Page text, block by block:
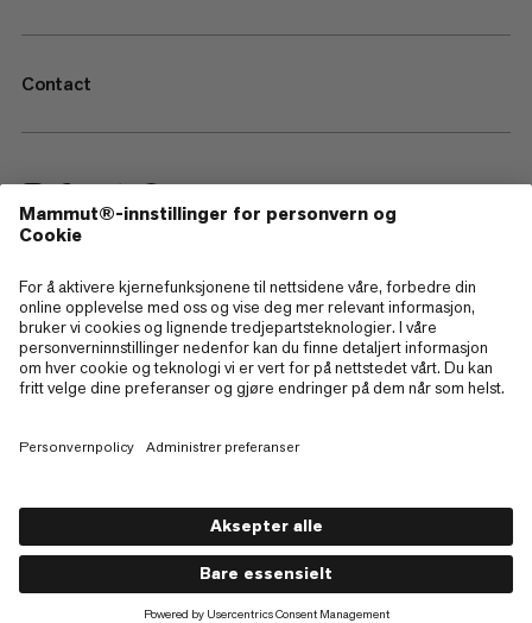
Contact
—
Sitemap
Cookies
Juridisk merknad
Retningslinjer for personvern